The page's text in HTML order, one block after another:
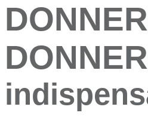
DONNER
DONNER